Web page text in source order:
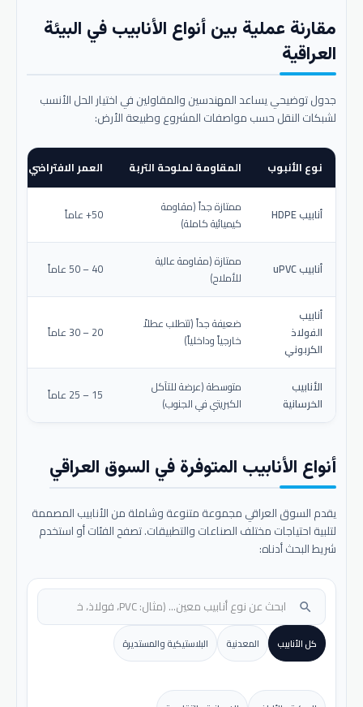
مقارنة عملية بين أنواع الأنابيب في البيئة
العراقية
جدول توضيحي يساعد المهندسين والمقاولين في اختيار الحل الأنسب
لشبكات النقل حسب مواصفات المشروع وطبيعة الأرض:
نوع الأنبوب المقاومة لملوحة التربة العمر الافتراضي
أنابيب HDPE
ممتازة جداً (مقاومة
كيميائية كاملة)
50+ عاماً
أنابيب uPVC
ممتازة (مقاومة عالية
للأملاح)
40 – 50 عاماً
أنابيب
الفولاذ
الكربوني
ضعيفة جداً (تتطلب عطلاً
خارجياً وداخلياً)
20 – 30 عاماً
الأنابيب
الخرسانية
متوسطة (عرضة للتآكل
الكبريتي في الجنوب)
15 – 25 عاماً
أنواع الأنابيب المتوفرة في السوق العراقي
يقدم السوق العراقي مجموعة متنوعة وشاملة من الأنابيب المصممة
لتلبية احتياجات مختلف الصناعات والتطبيقات. تصفح الفئات أو استخدم
شريط البحث أدناه:
search
كل الأنابيب المعدنية البلاستيكية والمستديرة